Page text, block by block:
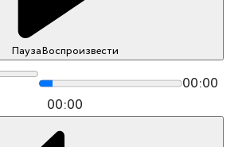
ПаузаВоспроизвести
00:00
00:00